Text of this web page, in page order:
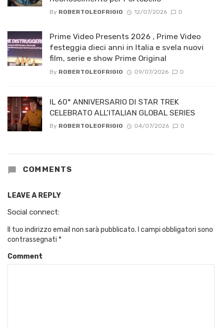
By ROBERTOLEOFRIGIO 12/07/2026 0
Prime Video Presents 2026 , Prime Video
festeggia dieci anni in Italia e svela nuovi
film, serie e show Prime Original
By ROBERTOLEOFRIGIO 09/07/2026 0
IL 60° ANNIVERSARIO DI STAR TREK
CELEBRATO ALL’ITALIAN GLOBAL SERIES
By ROBERTOLEOFRIGIO 04/07/2026 0
COMMENTS
LEAVE A REPLY
Social connect:
Il tuo indirizzo email non sarà pubblicato. I campi obbligatori sono
contrassegnati *
Comment